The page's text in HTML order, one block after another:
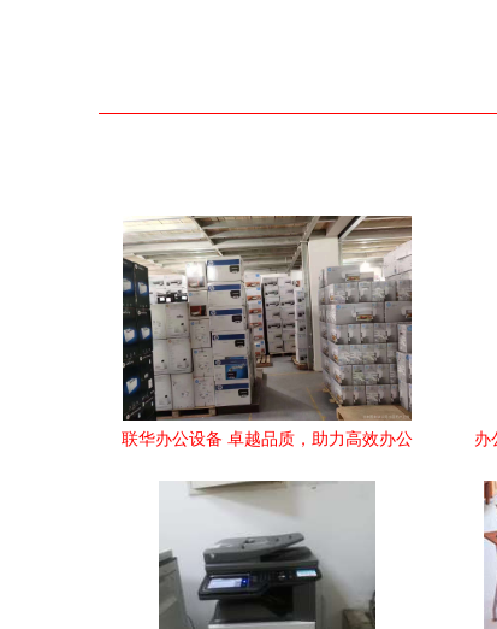
联华办公设备 卓越品质，助力高效办公
办